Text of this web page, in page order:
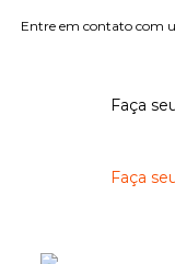
Entre em contato com
Faça
Faça